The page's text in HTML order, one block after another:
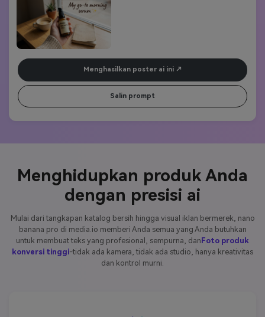
tetap dapat dibaca sepenuhnya. Menggunakan nano banana pro
untuk memadukan teks secara alami ke dalam adegan tanpa
distorsi atau kabur.
Menghasilkan poster ai ini
Salin prompt
Menghidupkan produk Anda
dengan presisi ai
Mulai dari tangkapan katalog bersih hingga visual iklan bermerek, nano
banana pro di media.io memberi Anda semua yang Anda butuhkan
untuk membuat teks yang profesional, sempurna, dan Foto produk
konversi tinggi-tidak ada kamera, tidak ada studio, hanya kreativitas
dan kontrol murni.